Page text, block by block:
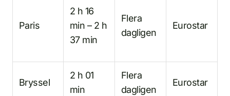
Paris
2 h 16
min – 2 h
37 min
Flera
dagligen
Eurostar
Bryssel
2 h 01
min
Flera
dagligen
Eurostar